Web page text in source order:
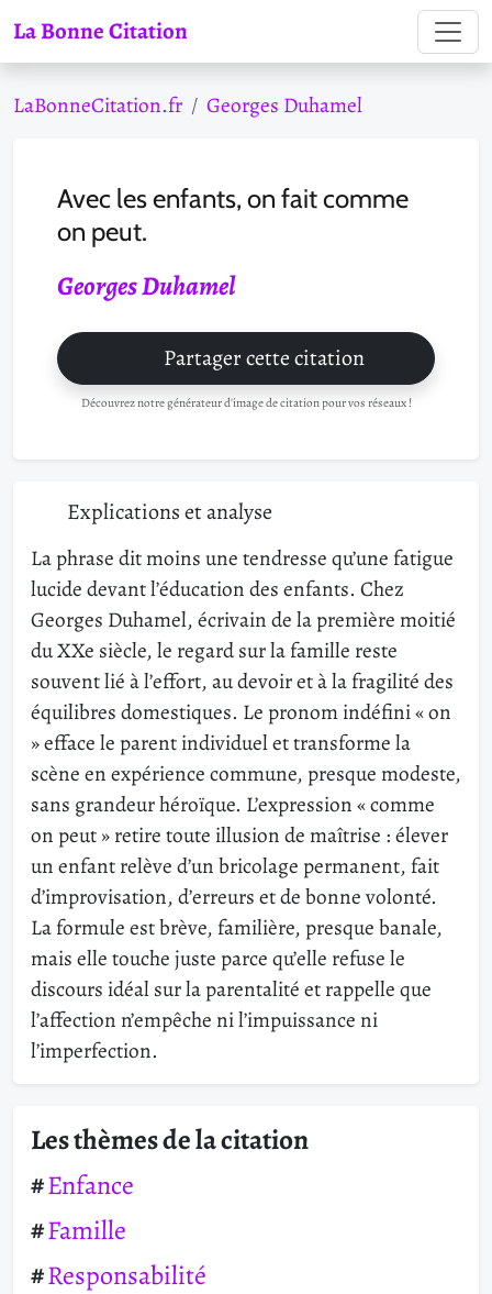
La Bonne Citation
LaBonneCitation.fr Georges Duhamel
Avec les enfants, on fait comme
on peut.
Georges Duhamel
Partager cette citation
Découvrez notre générateur d'image de citation pour vos réseaux !
Explications et analyse
La phrase dit moins une tendresse qu’une fatigue
lucide devant l’éducation des enfants. Chez
Georges Duhamel, écrivain de la première moitié
du XXe siècle, le regard sur la famille reste
souvent lié à l’effort, au devoir et à la fragilité des
équilibres domestiques. Le pronom indéfini « on
» efface le parent individuel et transforme la
scène en expérience commune, presque modeste,
sans grandeur héroïque. L’expression « comme
on peut » retire toute illusion de maîtrise : élever
un enfant relève d’un bricolage permanent, fait
d’improvisation, d’erreurs et de bonne volonté.
La formule est brève, familière, presque banale,
mais elle touche juste parce qu’elle refuse le
discours idéal sur la parentalité et rappelle que
l’affection n’empêche ni l’impuissance ni
l’imperfection.
Les thèmes de la citation
Enfance
Famille
Responsabilité